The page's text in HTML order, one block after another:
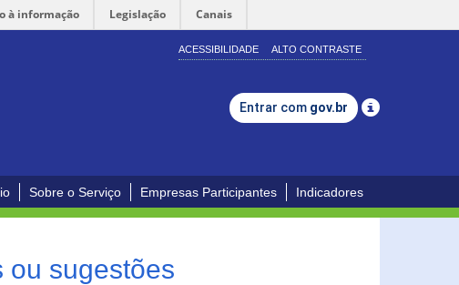
à informação Legislação Canais
ACESSIBILIDADE ALTO CONTRASTE
Entrar com gov.br
Sobre o Serviço Empresas Participantes Indicadores
ou sugestões